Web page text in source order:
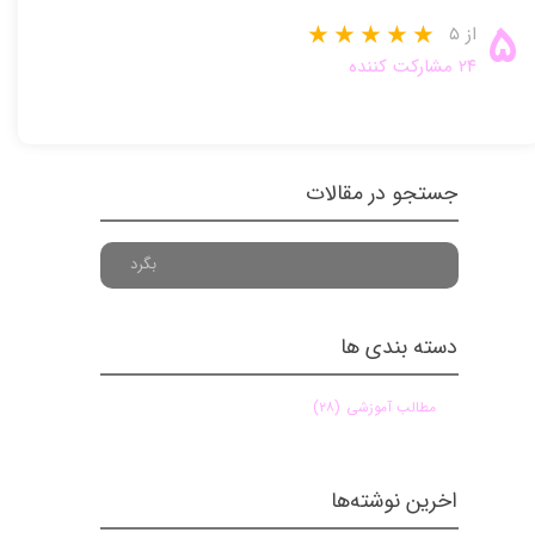
۵ از ۵
۲۴ مشارکت کننده
دسته بندی ها
مطالب آموزشی (۲۸)
جستجو در مقالات
بگرد
اخرین نوشته‌ها